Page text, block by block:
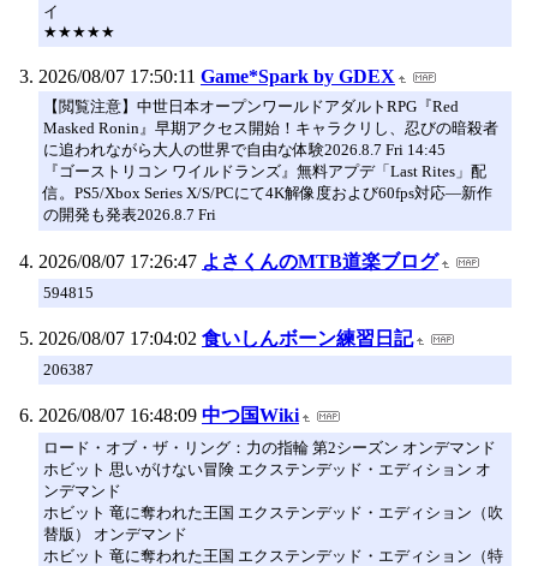
イ
★★★★★
2026/08/07 17:50:11 Game*Spark by GDEX
【閲覧注意】中世日本オープンワールドアダルトRPG『Red
Masked Ronin』早期アクセス開始！キャラクリし、忍びの暗殺者
に追われながら大人の世界で自由な体験2026.8.7 Fri 14:45
『ゴーストリコン ワイルドランズ』無料アプデ「Last Rites」配
信。PS5/Xbox Series X/S/PCにて4K解像度および60fps対応―新作
の開発も発表2026.8.7 Fri
2026/08/07 17:26:47 よさくんのMTB道楽ブログ
594815
2026/08/07 17:04:02 食いしんボーン練習日記
206387
2026/08/07 16:48:09 中つ国Wiki
ロード・オブ・ザ・リング：力の指輪 第2シーズン オンデマンド
ホビット 思いがけない冒険 エクステンデッド・エディション オ
ンデマンド
ホビット 竜に奪われた王国 エクステンデッド・エディション（吹
替版） オンデマンド
ホビット 竜に奪われた王国 エクステンデッド・エディション（特